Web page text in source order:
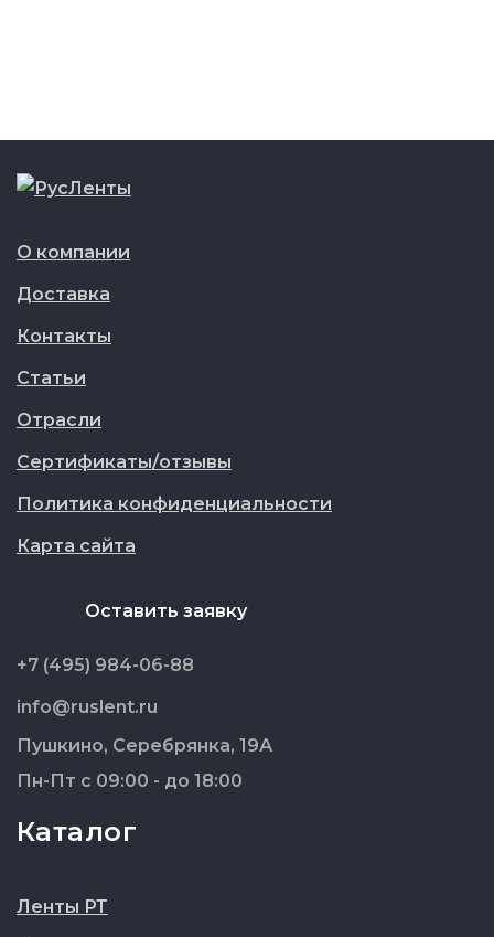
О компании
Доставка
Контакты
Статьи
Отрасли
Сертификаты/отзывы
Политика конфиденциальности
Карта сайта
Оставить заявку
+7 (495) 984-06-88
info@ruslent.ru
Пушкино, Серебрянка, 19А
Пн-Пт с 09:00 - до 18:00
Каталог
Ленты РТ